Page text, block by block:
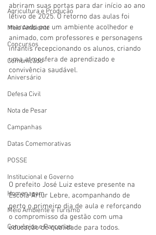
Agricultura e Produção
Meio Ambiente
Concursos
Comunicado
Aniversário
Defesa Civil
Nota de Pesar
Campanhas
Datas Comemorativas
POSSE
Institucional e Governo
Homenagem
Meio Ambiente e Turismo
Convênios e Parcerias
abriram suas portas para dar início ao ano
letivo de 2025. O retorno das aulas foi
marcado por um ambiente acolhedor e
animado, com professores e personagens
infantis recepcionando os alunos, criando
uma atmosfera de aprendizado e
convivência saudável.
O prefeito José Luiz esteve presente na
Escola Artur Lebre, acompanhando de
perto o primeiro dia de aula e reforçando
o compromisso da gestão com uma
educação de qualidade para todos.